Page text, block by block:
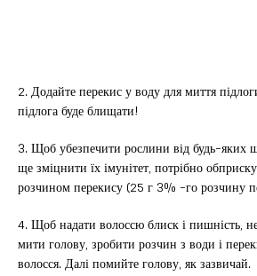
2. Додайте перекис у воду для миття
підлога буде блищати!
3. Щоб убезпечити рослини від будь-яких
ще зміцнити їх імунітет, потрібно
розчином перекису (25 г 3% -го розчину
4. Щоб надати волоссю блиск і пишність,
мити голову, зробити розчин з води і
волосся. Далі помийте голову, як зазвичай.